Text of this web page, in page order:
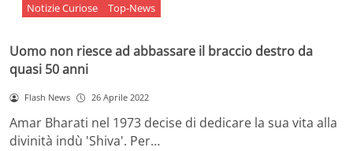
Notizie Curiose Top-News
Uomo non riesce ad abbassare il braccio destro da
quasi 50 anni
Flash News 26 Aprile 2022
Amar Bharati nel 1973 decise di dedicare la sua vita alla
divinità indù 'Shiva'. Per…